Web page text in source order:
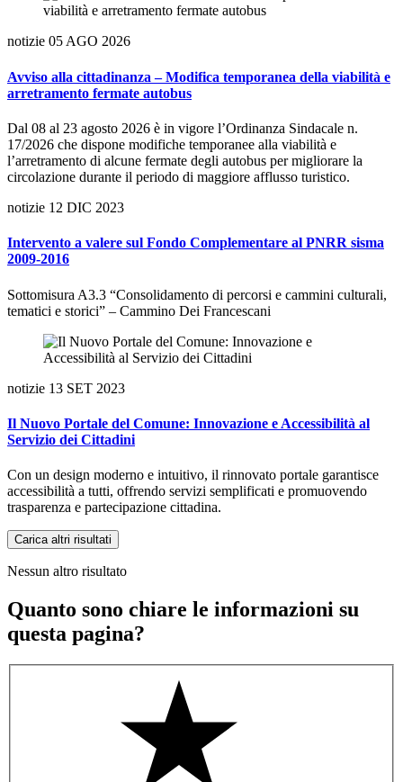
notizie 05 AGO 2026
Avviso alla cittadinanza – Modifica temporanea della viabilità e
arretramento fermate autobus
Dal 08 al 23 agosto 2026 è in vigore l’Ordinanza Sindacale n.
17/2026 che dispone modifiche temporanee alla viabilità e
l’arretramento di alcune fermate degli autobus per migliorare la
circolazione durante il periodo di maggiore afflusso turistico.
notizie 12 DIC 2023
Intervento a valere sul Fondo Complementare al PNRR sisma
2009-2016
Sottomisura A3.3 “Consolidamento di percorsi e cammini culturali,
tematici e storici” – Cammino Dei Francescani
notizie 13 SET 2023
Il Nuovo Portale del Comune: Innovazione e Accessibilità al
Servizio dei Cittadini
Con un design moderno e intuitivo, il rinnovato portale garantisce
accessibilità a tutti, offrendo servizi semplificati e promuovendo
trasparenza e partecipazione cittadina.
Carica altri risultati
Nessun altro risultato
Quanto sono chiare le informazioni su
questa pagina?